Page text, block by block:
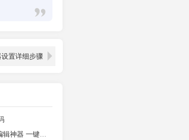
置详细步骤
一键式AI加持